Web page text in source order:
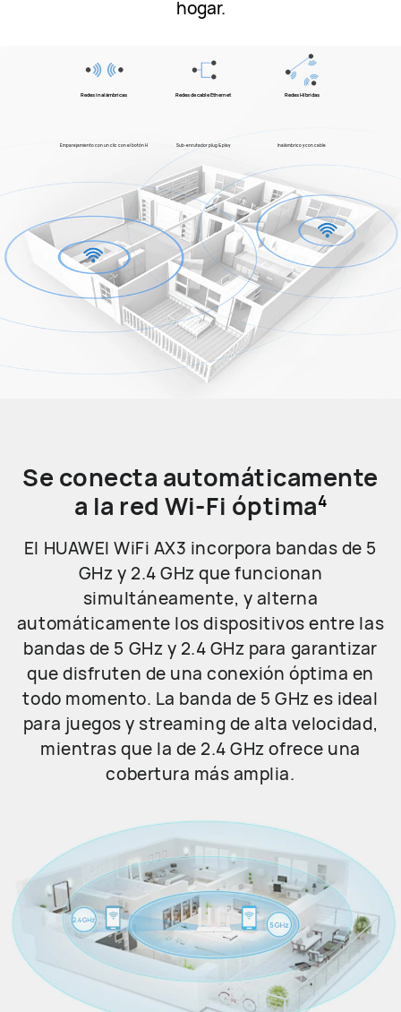
hogar.
Redes inalámbricas
Emparejamiento con un clic con el botón H
Redes de cable Ethernet
Sub-enrutador plug & play
Redes Híbridas
Inalámbrico y con cable
Se conecta automáticamente
a la red Wi-Fi óptima4
El HUAWEI WiFi AX3 incorpora bandas de 5
GHz y 2.4 GHz que funcionan
simultáneamente, y alterna
automáticamente los dispositivos entre las
bandas de 5 GHz y 2.4 GHz para garantizar
que disfruten de una conexión óptima en
todo momento. La banda de 5 GHz es ideal
para juegos y streaming de alta velocidad,
mientras que la de 2.4 GHz ofrece una
cobertura más amplia.